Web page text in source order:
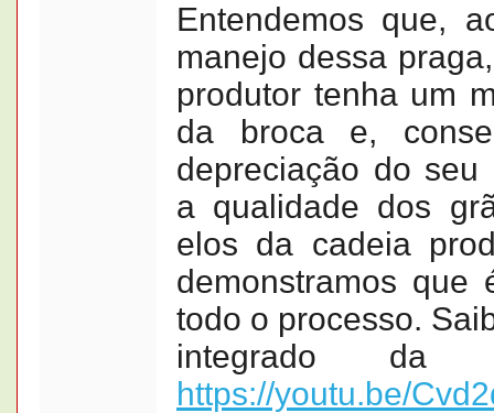
Entendemos que,
manejo dessa
produtor tenha um
da broca e,
depreciação do seu
a qualidade dos
elos da cadeia
demonstramos que
todo o processo.
integrado da
https://youtu.be/